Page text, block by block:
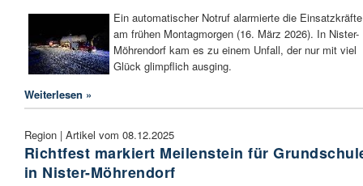
Ein automatischer Notruf alarmierte die Einsatzkräfte
am frühen Montagmorgen (16. März 2026). In Nister-
Möhrendorf kam es zu einem Unfall, der nur mit viel
Glück glimpflich ausging.
Weiterlesen »
Region | Artikel vom 08.12.2025
Richtfest markiert Meilenstein für
in Nister-Möhrendorf